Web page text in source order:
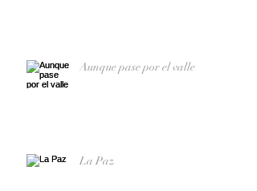
Aunque pase por el valle
La Paz